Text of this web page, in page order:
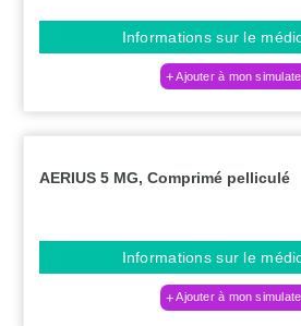
Informations sur le
Ajouter à mon
AERIUS 5 MG, Comprimé pelliculé
Informations sur le
Ajouter à mon